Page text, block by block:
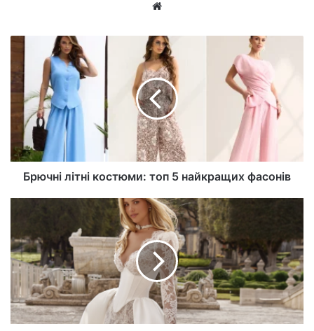
са
йт
Брючні літні костюми: топ 5 найкращих фасонів